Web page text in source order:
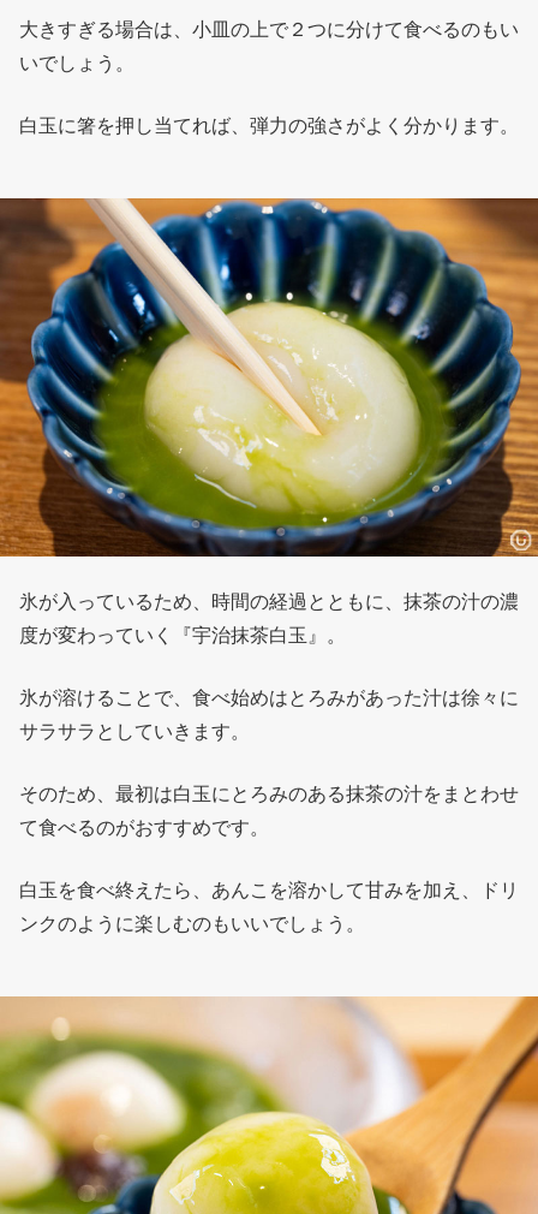
大きすぎる場合は、小皿の上で２つに分けて食べるのもい
いでしょう。
白玉に箸を押し当てれば、弾力の強さがよく分かります。
氷が入っているため、時間の経過とともに、抹茶の汁の濃
度が変わっていく『宇治抹茶白玉』。
氷が溶けることで、食べ始めはとろみがあった汁は徐々に
サラサラとしていきます。
そのため、最初は白玉にとろみのある抹茶の汁をまとわせ
て食べるのがおすすめです。
白玉を食べ終えたら、あんこを溶かして甘みを加え、ドリ
ンクのように楽しむのもいいでしょう。